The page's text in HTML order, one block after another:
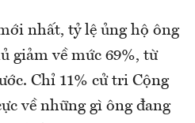
nhất, tỷ lệ ủng hộ ông
giảm về mức 69%, từ
Chỉ 11% cử tri Cộng
về những gì ông đang